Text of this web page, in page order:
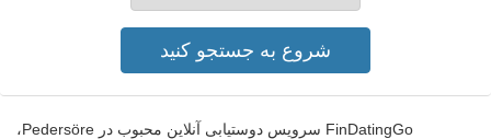
FinDatingGo سرویس دوستیابی آنلاین محبوب در Pedersöre،